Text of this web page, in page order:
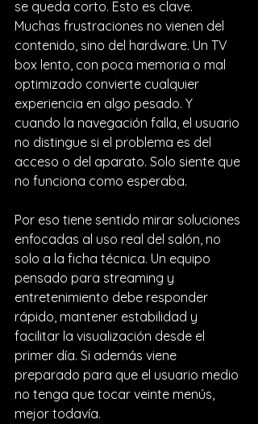
se queda corto. Esto es clave.
Muchas frustraciones no vienen del
contenido, sino del hardware. Un TV
box lento , con poca memoria o mal
optimizado convierte cualquier
experiencia en algo pesado. Y
cuando la navegación falla, el usuario
no distingue si el problema es del
acceso o del aparato. Solo siente que
no funciona como esperaba.
Por eso tiene sentido mirar soluciones
enfocadas al uso real del salón, no
solo a la ficha técnica. Un equipo
pensado para streaming y
entretenimiento debe responder
rápido, mantener estabilidad y
facilitar la visualización desde el
primer día. Si además viene
preparado para que el usuario medio
no tenga que tocar veinte menús,
mejor todavía.